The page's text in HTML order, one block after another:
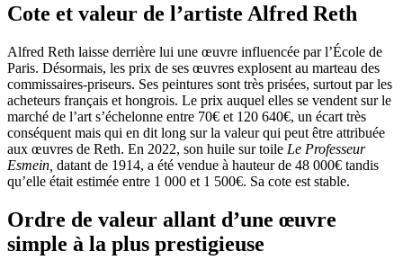
Cote et valeur de l’artiste Alfred Reth
Alfred Reth laisse derrière lui une œuvre influencée par l’École de
Paris. Désormais, les prix de ses œuvres explosent au marteau des
commissaires-priseurs. Ses peintures sont très prisées, surtout par les
acheteurs français et hongrois. Le prix auquel elles se vendent sur le
marché de l’art s’échelonne entre 70€ et 120 640€, un écart très
conséquent mais qui en dit long sur la valeur qui peut être attribuée
aux œuvres de Reth. En 2022, son huile sur toile Le Professeur
Esmein, datant de 1914, a été vendue à hauteur de 48 000€ tandis
qu’elle était estimée entre 1 000 et 1 500€. Sa cote est stable.
Ordre de valeur allant d’une œuvre
simple à la plus prestigieuse